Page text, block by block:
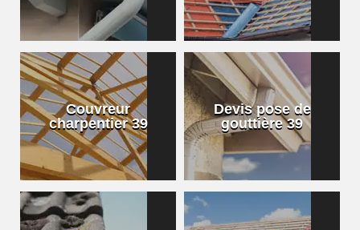
Couvreur
charpentier 39
Devis pose de
gouttière 39